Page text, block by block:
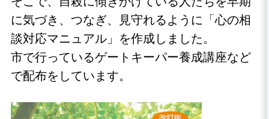
に気づき、つなぎ、見守れるように「心の相
談対応マニュアル」を作成しました。
市で行っているゲートキーパー養成講座など
で配布をしています。